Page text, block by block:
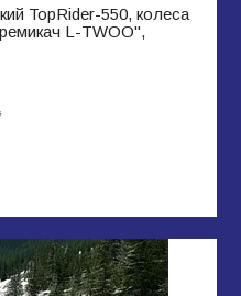
TopRider-550, колеса
L-TWOO",